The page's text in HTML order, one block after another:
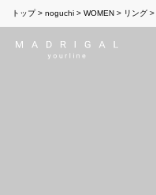
トップ noguchi WOMEN リング